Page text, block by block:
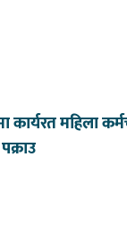
कार्यरत महिला